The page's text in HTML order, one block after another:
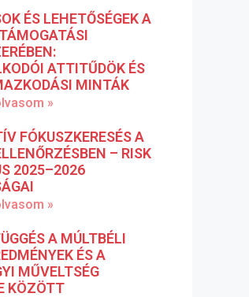
ÉS LEHETŐSÉGEK A
ATTITŰDÖK ÉS
MINTÁK
»
FÓKUSZKERESÉS A
– RISK
2025–2026
»
A MÚLTBÉLI
ÉS A
MŰVELTSÉG
KÖZÖTT